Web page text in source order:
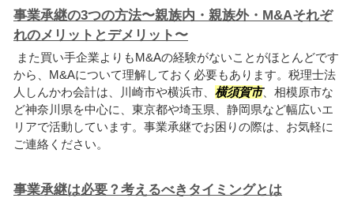
事業承継の3つの方法〜親族内・親族外・M&Aそれぞ
れのメリットとデメリット〜
また買い手企業よりもM&Aの経験がないことがほとんどです
から、M&Aについて理解しておく必要もあります。税理士法
人しんかわ会計は、川崎市や横浜市、 横須賀市、相模原市な
ど神奈川県を中心に、東京都や埼玉県、静岡県など幅広いエ
リアで活動しています。事業承継でお困りの際は、お気軽に
ご連絡ください。
事業承継は必要？考えるべきタイミングとは